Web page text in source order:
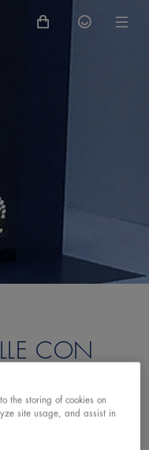
CON
the storing of cookies on
site usage, and assist in